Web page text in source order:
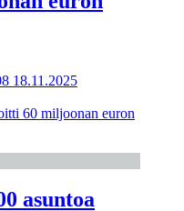
18.11.2025
60 miljoonan euron
asuntoa